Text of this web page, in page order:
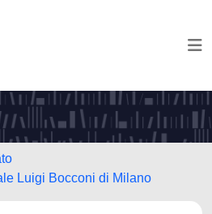
Luigi Bocconi di Milano